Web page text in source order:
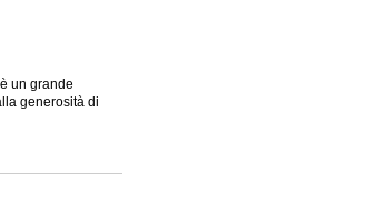
un grande
generosità di